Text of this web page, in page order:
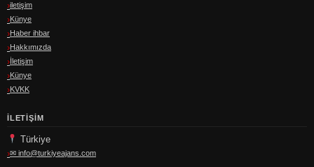
iletişim
Künye
Haber ihbar
Hakkımızda
İletişim
Künye
KVKK
İLETIŞIM
Türkiye
✉ info@turkiyeajans.com